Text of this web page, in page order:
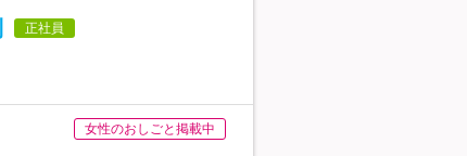
正社員
女性のおしごと掲載中